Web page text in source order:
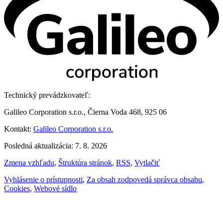
Technický prevádzkovateľ:
Galileo Corporation s.r.o., Čierna Voda 468, 925 06
Kontakt: Galileo Corporation s.r.o.
Posledná aktualizácia: 7. 8. 2026
Zmena vzhľadu, Štruktúra stránok, RSS, Vytlačiť
Vyhlásenie o prístupnosti, Za obsah zodpovedá správca obsahu,
Cookies, Webové sídlo